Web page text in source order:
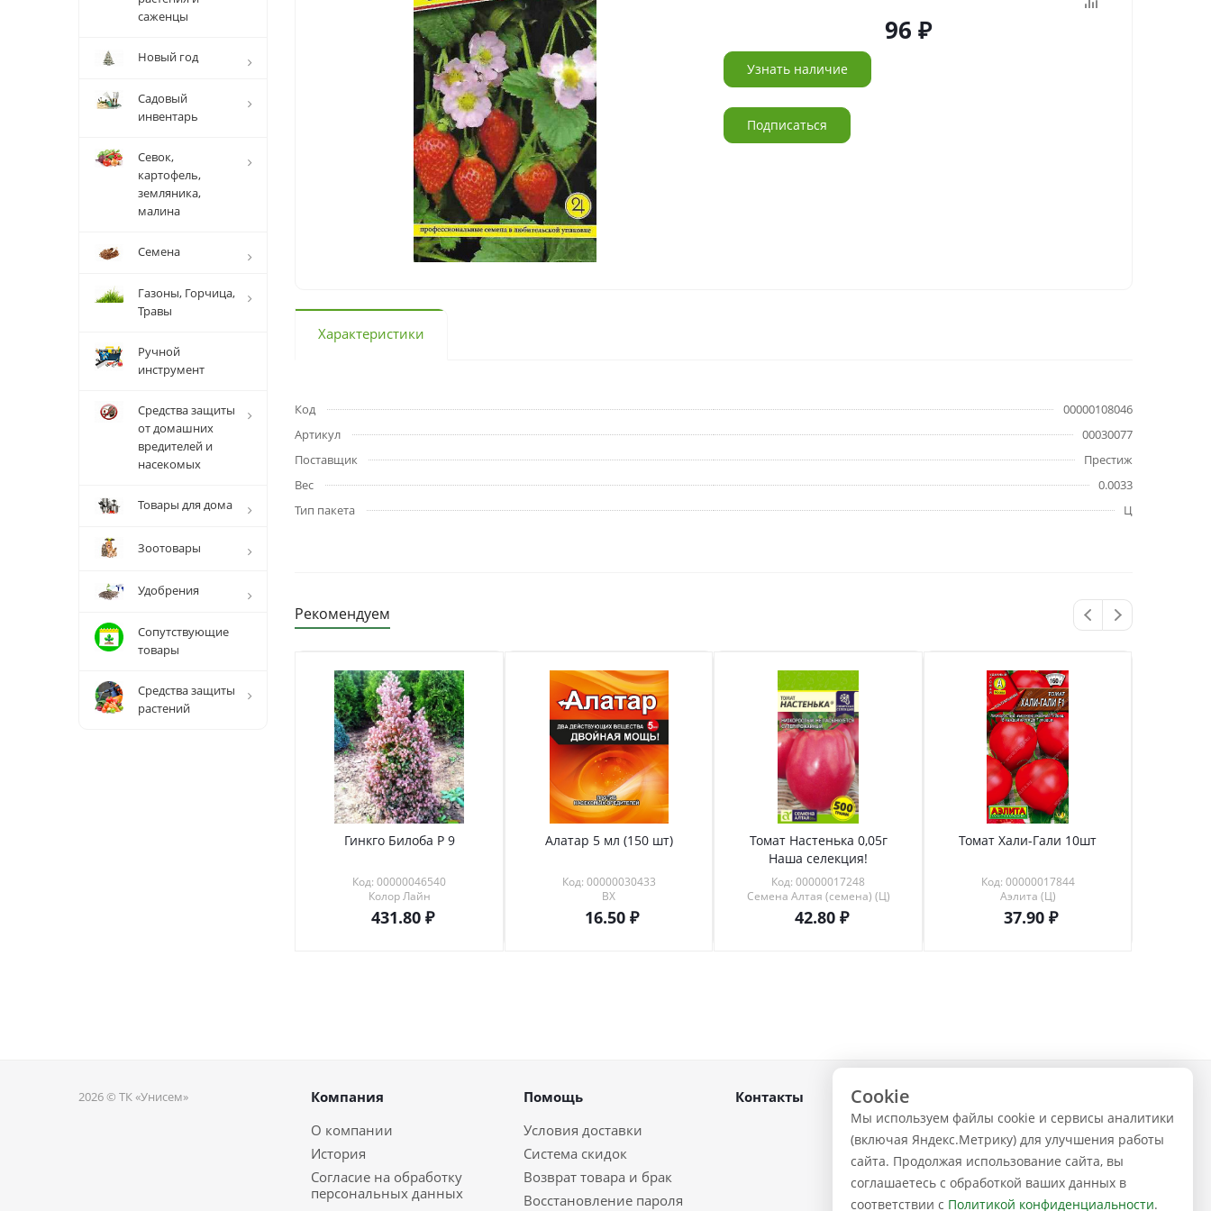
96
Узнать наличие
Подписаться
Характеристики
Код
00000108046
Артикул
00030077
Поставщик
Престиж
Вес
0.0033
Тип пакета
Ц
Рекомендуем
Гинкго Билоба Р 9
Код: 00000046540
Колор Лайн
431.80
Алатар 5 мл (150 шт)
Код: 00000030433
ВХ
16.50
Томат Настенька 0,05г
Наша селекция!
Код: 00000017248
Семена Алтая (семена) (Ц)
42.80
Томат Хали-Гали 10шт
Код: 00000017844
Аэлита (Ц)
37.90
саженцы
Новый год
Садовый
инвентарь
Севок,
картофель,
земляника,
малина
Семена
Газоны, Горчица,
Травы
Ручной
инструмент
Средства защиты
от домашних
вредителей и
насекомых
Товары для дома
Зоотовары
Удобрения
Сопутствующие
товары
Средства защиты
растений
2026 © ТК «Унисем»
Компания
О компании
История
Согласие на обработку
персональных данных
Помощь
Условия доставки
Система скидок
Возврат товара и брак
Восстановление пароля
Контакты
ЗАКАЗАТЬ ЗВОНОК
Cookie
Мы используем файлы cookie и сервисы аналитики
(включая Яндекс.Метрику) для улучшения работы
сайта. Продолжая использование сайта, вы
соглашаетесь с обработкой ваших данных в
соответствии с Политикой конфиденциальности.